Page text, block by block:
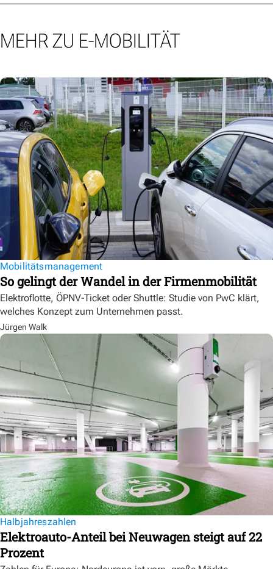
MEHR ZU E-MOBILITÄT
Mobilitätsmanagement
So gelingt der Wandel in der Firmenmobilität
Elektroflotte, ÖPNV-Ticket oder Shuttle: Studie von PwC klärt,
welches Konzept zum Unternehmen passt.
Jürgen Walk
Halbjahreszahlen
Elektroauto-Anteil bei Neuwagen steigt auf 22
Prozent